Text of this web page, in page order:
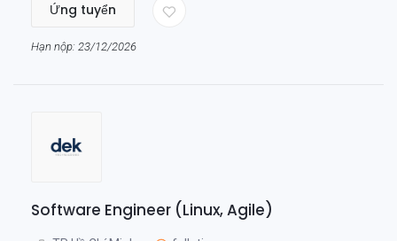
Ứng tuyển
Hạn nộp: 23/12/2026
Software Engineer (Linux, Agile)